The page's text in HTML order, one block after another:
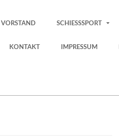
VORSTAND SCHIESSSPORT
KONTAKT IMPRESSUM